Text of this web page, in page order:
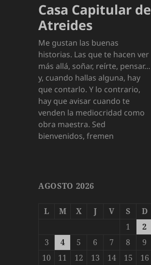
Casa Capitular de
Atreides
Me gustan las buenas
historias. Las que te hacen ver
más allá, soñar, reírte, pensar…
y, cuando hallas alguna, hay
que contarlo. Y lo contrario,
hay que avisar cuando te
venden la mediocridad como
obra maestra. Sed
bienvenidos, fremen
AGOSTO 2026
L M X J V S
D
1
2
3
4 5 6 7 8
9
10
11 12 13 14 15
16